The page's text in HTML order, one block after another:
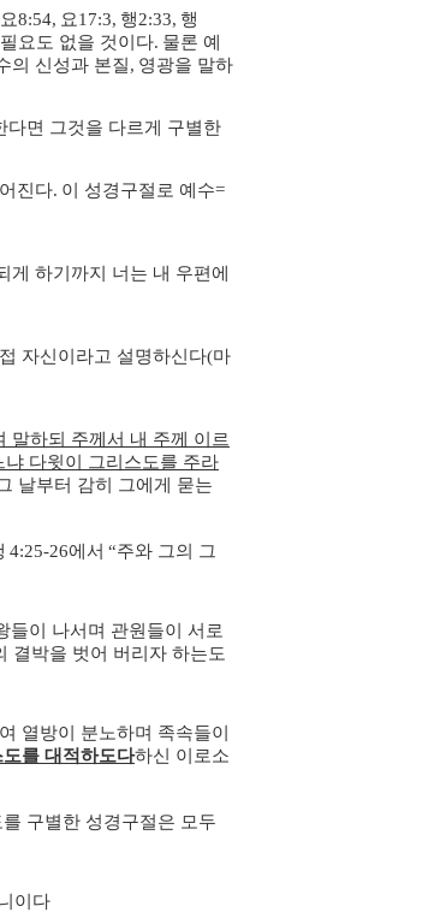
요8:54, 요17:3, 행2:33, 행
요도 없을 것이다. 물론 예
의 신성과 본질, 영광을 말하
다면 그것을 다르게 구별한
진다. 이 성경구절로 예수=
게 하기까지 너는 내 우편에
자신이라고 설명하신다(마
말하되 주께서 내 주께 이르
다윗이 그리스도를 주라
날부터 감히 그에게 묻는
4:25-26에서 “주와 그의 그
들이 나서며 관원들이 서로
결박을 벗어 버리자 하는도
열방이 분노하며 족속들이
를 대적하도다하신 이로소
구별한 성경구절은 모두
이다